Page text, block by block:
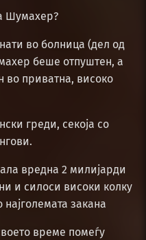
Шумахер?
во болница (дел од
беше отпуштен, а
во приватна, високо
греди, секоја со
вредна 2 милијарди
и силоси високи колку
закана
време помеѓу